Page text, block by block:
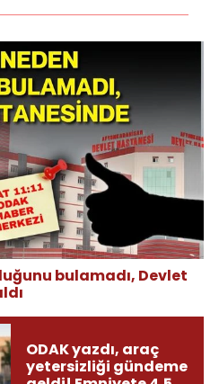
bulamadı, Devlet
ODAK yazdı, araç
yetersizliği gündeme